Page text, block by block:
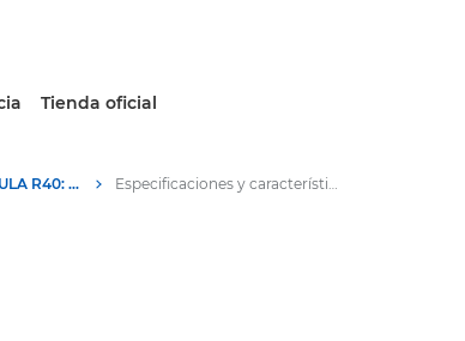
Tienda oficial
Canon imageFORMULA R40: escáneres de documentos Especificaciones y características - Canon imageFORMULA R40: escáneres de documentos